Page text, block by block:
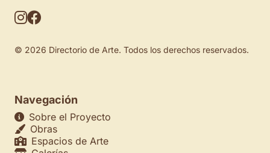
© 2026 Directorio de Arte. Todos los derechos reservados.
Navegación
Sobre el Proyecto
Obras
Espacios de Arte